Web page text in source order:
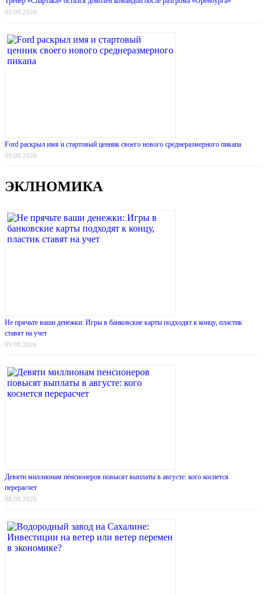
09.08.2026
Ford раскрыл имя и стартовый ценник своего нового среднеразмерного пикапа
09.08.2026
ЭКЛНОМИКА
Не прячьте ваши денежки: Игры в банковские карты подходят к концу, пластик
ставят на учет
09.08.2026
Девяти миллионам пенсионеров повысят выплаты в августе: кого коснется
перерасчет
08.08.2026